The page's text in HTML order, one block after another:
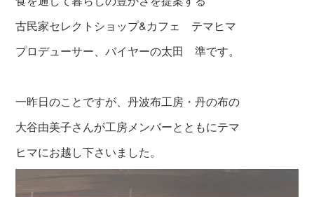
古民家セレクトショップ&カフェ テマヒマ
プロデューサー、バイヤーの太田 準です。
一昨日のことですが、丹波布工房・丹の布の
大谷由美子さんが工房メンバーとともにテマ
ヒマにお越し下さいました。